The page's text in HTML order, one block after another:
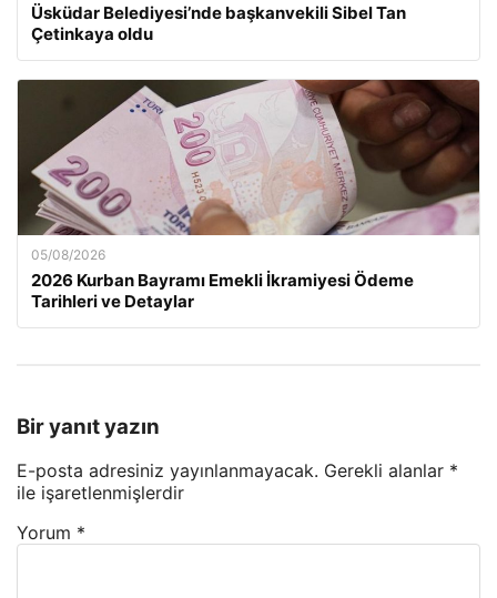
Üsküdar Belediyesi’nde başkanvekili Sibel Tan
Çetinkaya oldu
05/08/2026
2026 Kurban Bayramı Emekli İkramiyesi Ödeme
Tarihleri ve Detaylar
Bir yanıt yazın
E-posta adresiniz yayınlanmayacak. Gerekli alanlar *
ile işaretlenmişlerdir
Yorum *